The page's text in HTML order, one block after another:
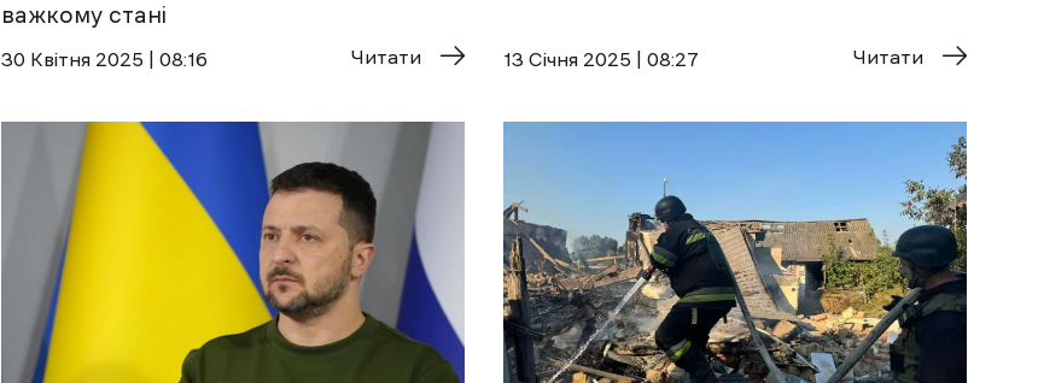
важкому стані
30 Квітня 2025 | 08:16 Читати 13 Січня 2025 | 08:27 Читати